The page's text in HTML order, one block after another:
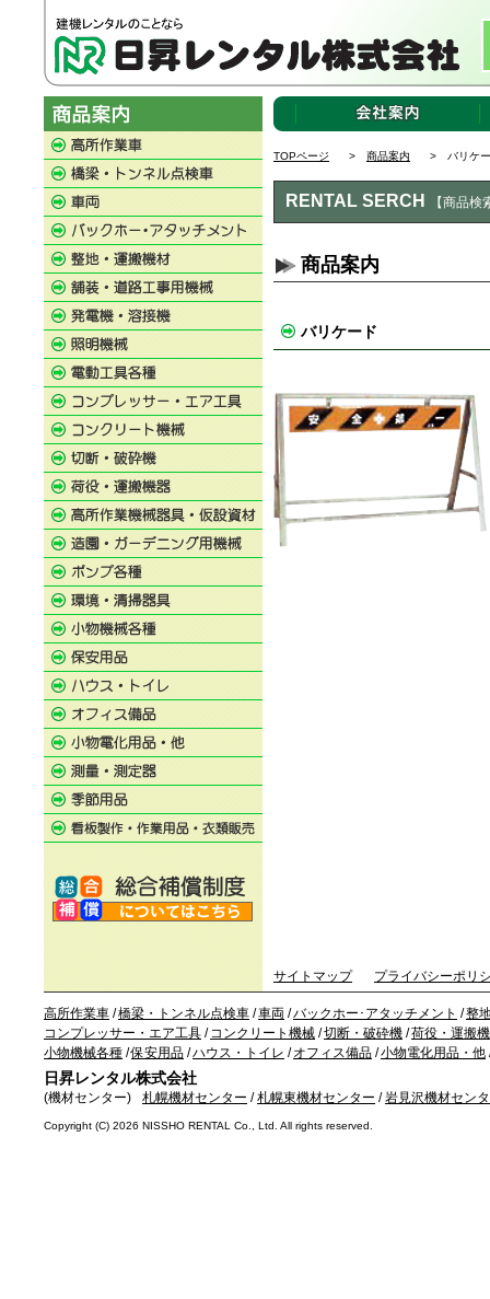
TOPページ > 商品案内 > バリケ
RENTAL SERCH 【商品検
商品案内
バリケード
サイトマップ プライバシーポリ
高所作業車 /橋梁・トンネル点検車 /車両 /バックホー･アタッチメント /整
コンプレッサー・エア工具 / コンクリート機械 /切断・破砕機 /荷役・運搬
小物機械各種 /保安用品 /ハウス・トイレ / オフィス備品 /小物電化用品・他
日昇レンタル株式会社
(機材センター) 札幌機材センター /札幌東機材センター /岩見沢機材セン
Copyright (C) 2026 NISSHO RENTAL Co., Ltd. All rights reserved.